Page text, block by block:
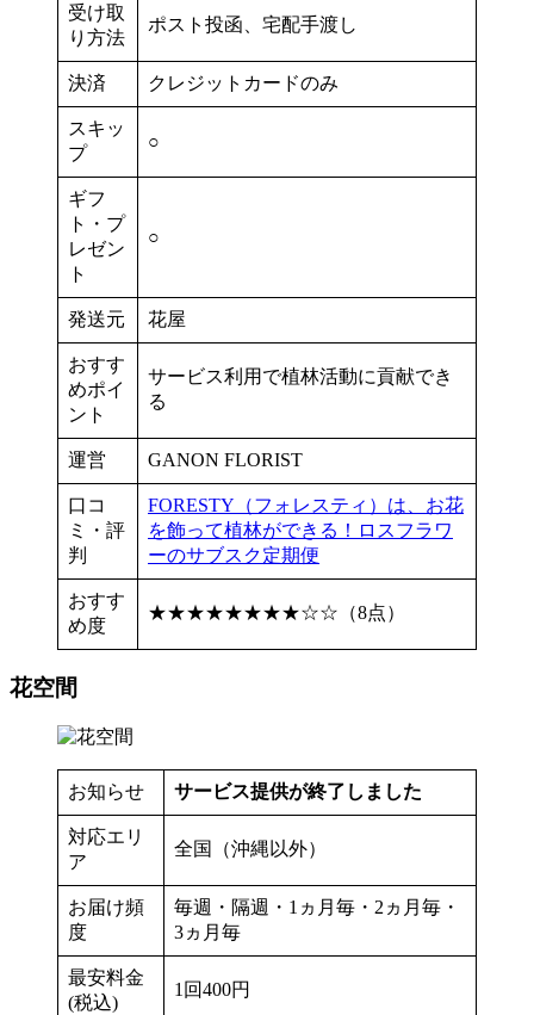
受け取
り方法
ポスト投函、宅配手渡し
決済 クレジットカードのみ
スキッ
プ
○
ギフ
ト・プ
レゼン
ト
○
発送元 花屋
おすす
めポイ
ント
サービス利用で植林活動に貢献でき
る
運営 GANON FLORIST
口コ
ミ・評
判
FORESTY（フォレスティ）は、お花
を飾って植林ができる！ロスフラワ
ーのサブスク定期便
おすす
め度
★★★★★★★★☆☆（8点）
花空間
お知らせ サービス提供が終了しました
対応エリ
ア
全国（沖縄以外）
お届け頻
度
毎週・隔週・1ヵ月毎・2ヵ月毎・
3ヵ月毎
最安料金
(税込)
1回400円